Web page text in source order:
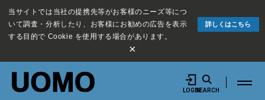
当サイトでは当社の提携先等がお客様のニーズ等につ
いて調査・分析したり、お客様にお勧めの広告を表示
する目的で Cookie を使用する場合があります。
詳しくはこちら
×
LOGINSEARCH